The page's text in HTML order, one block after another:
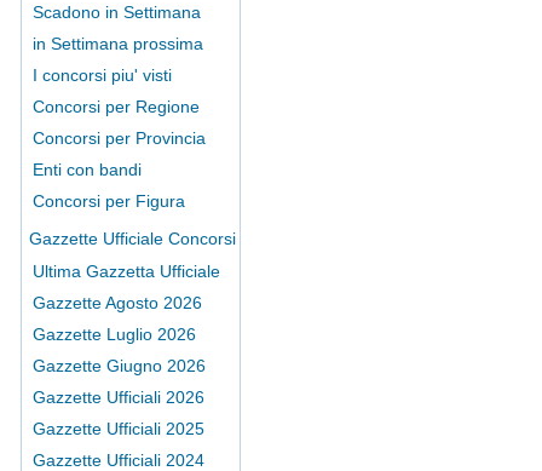
Scadono in Settimana
in Settimana prossima
I concorsi piu' visti
Concorsi per Regione
Concorsi per Provincia
Enti con bandi
Concorsi per Figura
Gazzette Ufficiale Concorsi
Ultima Gazzetta Ufficiale
Gazzette Agosto 2026
Gazzette Luglio 2026
Gazzette Giugno 2026
Gazzette Ufficiali 2026
Gazzette Ufficiali 2025
Gazzette Ufficiali 2024